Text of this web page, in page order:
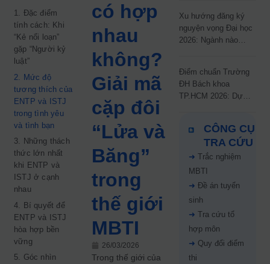
1. Đặc điểm
tính cách: Khi
“Kẻ nổi loạn”
gặp “Người kỷ
luật”
2. Mức độ
tương thích của
ENTP và ISTJ
trong tình yêu
và tình bạn
3. Những thách
thức lớn nhất
khi ENTP và
ISTJ ở cạnh
nhau
4. Bí quyết để
ENTP và ISTJ
hòa hợp bền
vững
5. Góc nhìn
có hợp
nhau
không?
Giải mã
cặp đôi
“Lửa và
Băng”
trong
thế giới
MBTI
26/03/2026
Trong thế giới của
Xu hướng đăng ký
nguyện vọng Đại học
2026: Ngành nào
Điểm chuẩn Trường
ĐH Bách khoa
TP.HCM 2026: Dự
67%
CÔNG CỤ
TRA CỨU
➜ Trắc nghiệm
MBTI
➜ Đề án tuyển
sinh
➜ Tra cứu tổ
hợp môn
➜ Quy đổi điểm
thi